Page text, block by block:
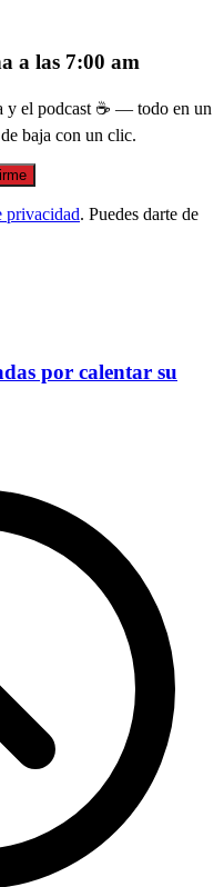
a las 7:00 am
y el podcast ☕ — todo en un
baja con un clic.
privacidad. Puedes darte de
por calentar su